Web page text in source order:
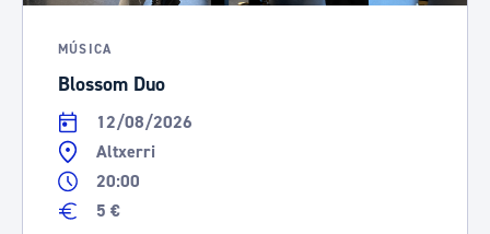
MÚSICA
Blossom Duo
12/08/2026
Altxerri
20:00
5 €